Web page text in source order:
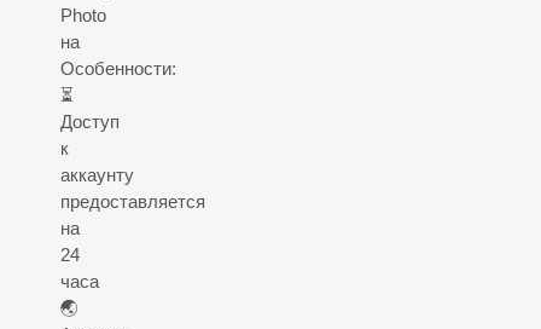
Photo
на
Особенности:
⏳
Доступ
к
аккаунту
предоставляется
на
24
часа
🌏